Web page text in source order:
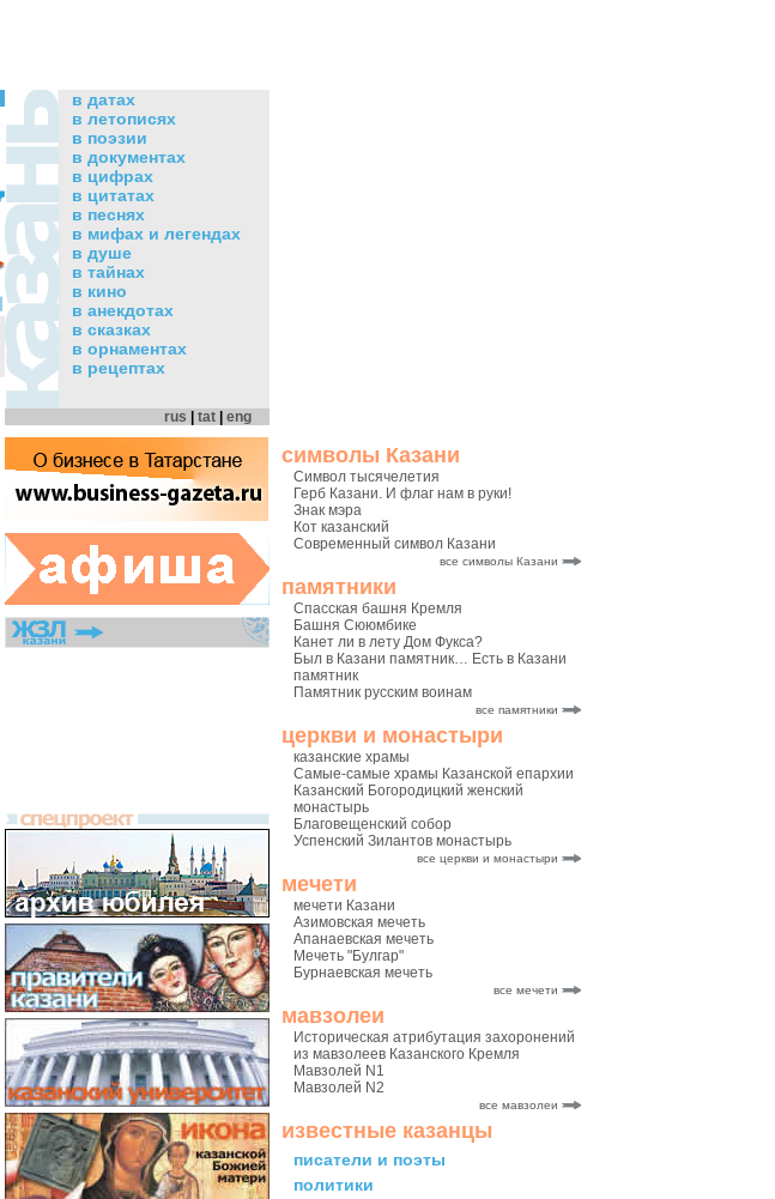
символы Казани
Символ тысячелетия
Герб Казани. И флаг нам в руки!
Знак мэра
Кот казанский
Современный символ Казани
все символы Казани
памятники
Спасская башня Кремля
Башня Сююмбике
Канет ли в лету Дом Фукса?
Был в Казани памятник… Есть в Казани
памятник
Памятник русским воинам
все памятники
церкви и монастыри
казанские храмы
Самые-самые храмы Казанской епархии
Казанский Богородицкий женский
монастырь
Благовещенский собор
Успенский Зилантов монастырь
все церкви и монастыри
мечети
мечети Казани
Азимовская мечеть
Апанаевская мечеть
Мечеть "Булгар"
Бурнаевская мечеть
все мечети
мавзолеи
Историческая атрибутация захоронений
из мавзолеев Казанского Кремля
Мавзолей N1
Мавзолей N2
все мавзолеи
известные казанцы
писатели и поэты
политики
в датах
в летописях
в поэзии
в документах
в цифрах
в цитатах
в песнях
в мифах и легендах
в душе
в тайнах
в кино
в анекдотах
в сказках
в орнаментах
в рецептах
rus tat eng